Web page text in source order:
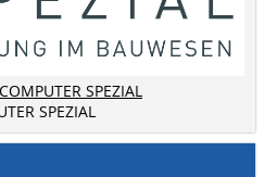
SPEZIAL
SPEZIAL